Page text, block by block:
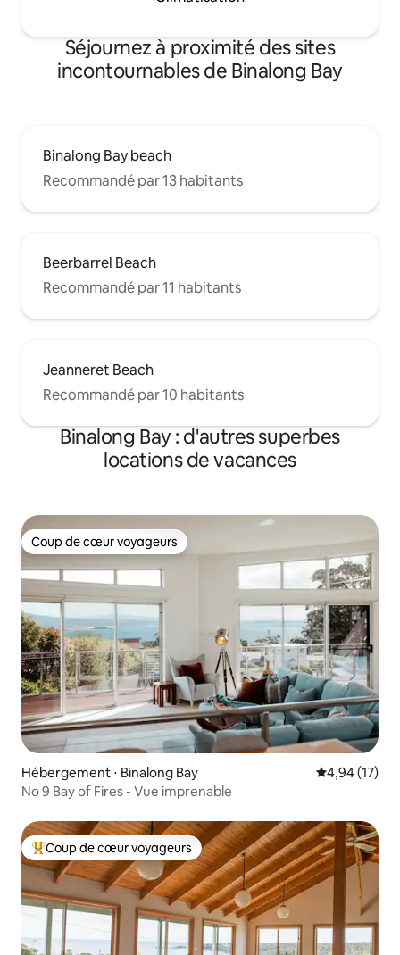
Séjournez à proximité des sites
incontournables de Binalong Bay
Binalong Bay beach
Recommandé par 13 habitants
Beerbarrel Beach
Recommandé par 11 habitants
Jeanneret Beach
Recommandé par 10 habitants
Binalong Bay : d'autres superbes
locations de vacances
Coup de cœur voyageurs
Coup de cœur voyageurs
Hébergement ⋅ Binalong Bay Évaluation
4,94 (17)
No 9 Bay of Fires - Vue imprenable
Coups de cœur voyageurs les plus appréciés
Coup de cœur voyageurs